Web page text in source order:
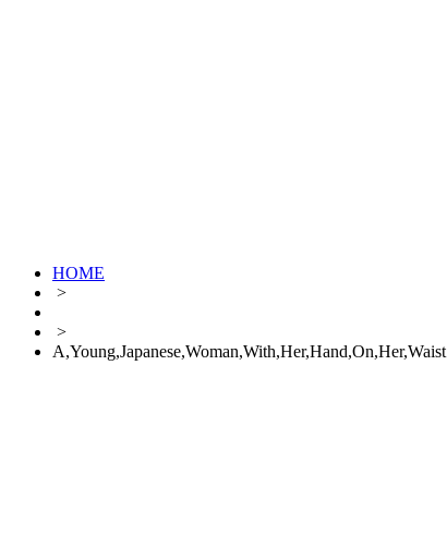
HOME
>
>
A,Young,Japanese,Woman,With,Her,Hand,On,Her,Waist